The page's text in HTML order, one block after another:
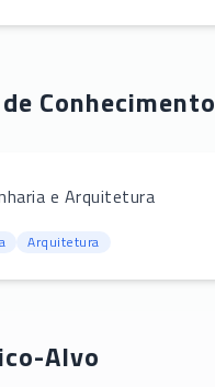
Conhecimento
e Arquitetura
Arquitetura
Alvo